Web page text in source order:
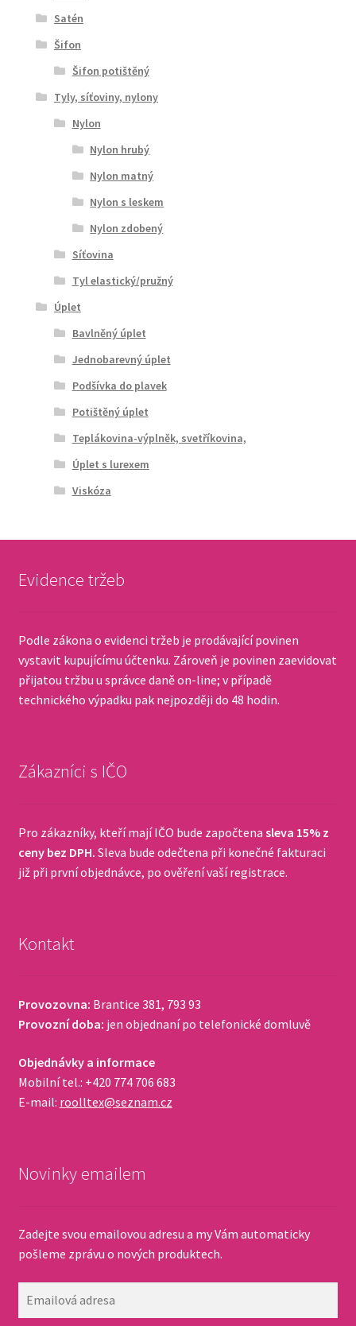
Satén
Šifon
Šifon potištěný
Tyly, síťoviny, nylony
Nylon
Nylon hrubý
Nylon matný
Nylon s leskem
Nylon zdobený
Síťovina
Tyl elastický/pružný
Úplet
Bavlněný úplet
Jednobarevný úplet
Podšívka do plavek
Potištěný úplet
Teplákovina-výplněk, svetříkovina,
Úplet s lurexem
Viskóza
Evidence tržeb
Podle zákona o evidenci tržeb je prodávající povinen
vystavit kupujícímu účtenku. Zároveň je povinen zaevidovat
přijatou tržbu u správce daně on-line; v případě
technického výpadku pak nejpozději do 48 hodin.
Zákazníci s IČO
Pro zákazníky, kteří mají IČO bude započtena sleva 15% z
ceny bez DPH. Sleva bude odečtena při konečné fakturaci
již při první objednávce, po ověření vaší registrace.
Kontakt
Provozovna: Brantice 381, 793 93
Provozní doba: jen objednaní po telefonické domluvě
Objednávky a informace
Mobilní tel.: +420 774 706 683
E-mail: roolltex@seznam.cz
Novinky emailem
Zadejte svou emailovou adresu a my Vám automaticky
pošleme zprávu o nových produktech.